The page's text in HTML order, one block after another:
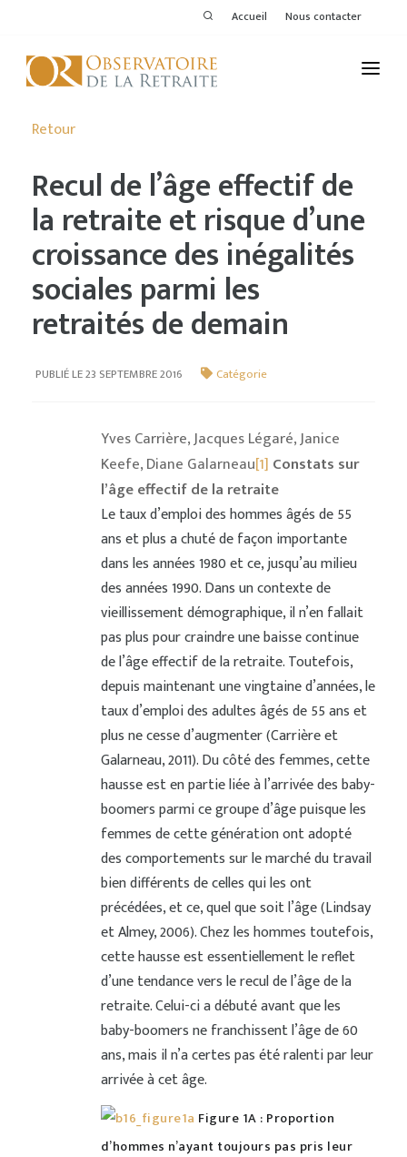
Accueil Nous contacter
ACTIVITÉS
THÉMATIQUES
MEMBRES
SERVICES DE L'OR
VOIR LE DERNIER BULLETIN
Retour
Recul de l’âge effectif de
la retraite et risque d’une
croissance des inégalités
sociales parmi les
retraités de demain
PUBLIÉ LE 23 SEPTEMBRE 2016 Catégorie
Yves Carrière, Jacques Légaré, Janice
Keefe, Diane Galarneau[1] Constats sur
l’âge effectif de la retraite
Le taux d’emploi des hommes âgés de 55
ans et plus a chuté de façon importante
dans les années 1980 et ce, jusqu’au milieu
des années 1990. Dans un contexte de
vieillissement démographique, il n’en fallait
pas plus pour craindre une baisse continue
de l’âge effectif de la retraite. Toutefois,
depuis maintenant une vingtaine d’années, le
taux d’emploi des adultes âgés de 55 ans et
plus ne cesse d’augmenter (Carrière et
Galarneau, 2011). Du côté des femmes, cette
hausse est en partie liée à l’arrivée des baby-
boomers parmi ce groupe d’âge puisque les
femmes de cette génération ont adopté
des comportements sur le marché du travail
bien différents de celles qui les ont
précédées, et ce, quel que soit l’âge (Lindsay
et Almey, 2006). Chez les hommes toutefois,
cette hausse est essentiellement le reflet
d’une tendance vers le recul de l’âge de la
retraite. Celui-ci a débuté avant que les
baby-boomers ne franchissent l’âge de 60
ans, mais il n’a certes pas été ralenti par leur
arrivée à cet âge.
Figure 1A : Proportion
d’hommes n’ayant toujours pas pris leur